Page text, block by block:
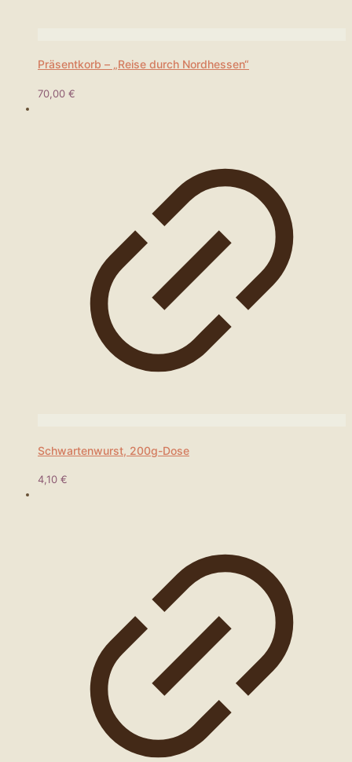
Präsentkorb – „Reise durch Nordhessen“
70,00 €
Schwartenwurst, 200g-Dose
4,10 €